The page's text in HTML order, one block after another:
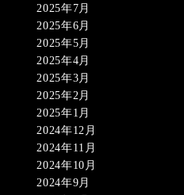
2025年7月
2025年6月
2025年5月
2025年4月
2025年3月
2025年2月
2025年1月
2024年12月
2024年11月
2024年10月
2024年9月